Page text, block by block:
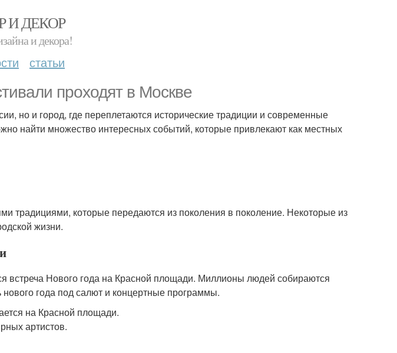
И ДЕКОР
и декора!
статьи
проходят в Москве
но и город, где переплетаются исторические традиции и современные
найти множество интересных событий, которые привлекают как местных
традициями, которые передаются из поколения в поколение. Некоторые из
жизни.
встреча Нового года на Красной площади. Миллионы людей собираются
нового года под салют и концертные программы.
на Красной площади.
артистов.